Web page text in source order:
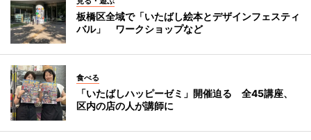
板橋区全域で「いたばし絵本とデザインフェスティ
バル」 ワークショップなど
食べる
「いたばしハッピーゼミ」開催迫る 全45講座、
区内の店の人が講師に